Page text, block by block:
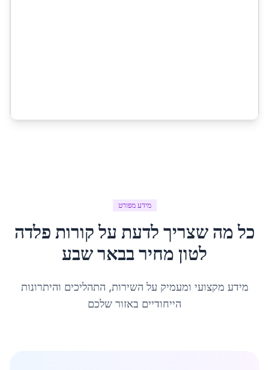
מידע מפורט
כל מה שצריך לדעת עלקורות פלדה
לטון מחירבבאר שבע
מידע מקצועי ומעמיק על השירות, התהליכים והיתרונות
הייחודיים באזור שלכם